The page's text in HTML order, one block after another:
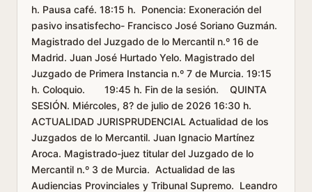
h. Pausa café. 18:15 h. Ponencia: Exoneración del
pasivo insatisfecho- Francisco José Soriano Guzmán.
Magistrado del Juzgado de lo Mercantil n.º 16 de
Madrid. Juan José Hurtado Yelo. Magistrado del
Juzgado de Primera Instancia n.º 7 de Murcia. 19:15
h. Coloquio. 19:45 h. Fin de la sesión. QUINTA
SESIÓN. Miércoles, 8? de julio de 2026 16:30 h.
ACTUALIDAD JURISPRUDENCIAL Actualidad de los
Juzgados de lo Mercantil. Juan Ignacio Martínez
Aroca. Magistrado-juez titular del Juzgado de lo
Mercantil n.º 3 de Murcia. Actualidad de las
Audiencias Provinciales y Tribunal Supremo. Leandro